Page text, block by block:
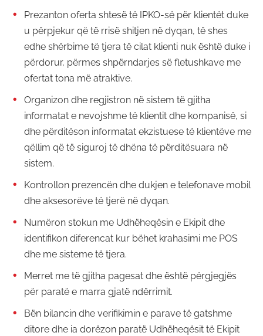
Prezanton oferta shtesë të IPKO-së për klientët duke
u përpjekur që të rrisë shitjen në dyqan, të shes
edhe shërbime të tjera të cilat klienti nuk është duke i
përdorur, përmes shpërndarjes së fletushkave me
ofertat tona më atraktive.
Organizon dhe regjistron në sistem të gjitha
informatat e nevojshme të klientit dhe kompanisë, si
dhe përditëson informatat ekzistuese të klientëve me
qëllim që të siguroj të dhëna të përditësuara në
sistem.
Kontrollon prezencën dhe dukjen e telefonave mobil
dhe aksesorëve të tjerë në dyqan.
Numëron stokun me Udhëheqësin e Ekipit dhe
identifikon diferencat kur bëhet krahasimi me POS
dhe me sisteme të tjera.
Merret me të gjitha pagesat dhe është përgjegjës
për paratë e marra gjatë ndërrimit.
Bën bilancin dhe verifikimin e parave të gatshme
ditore dhe ia dorëzon paratë Udhëheqësit të Ekipit